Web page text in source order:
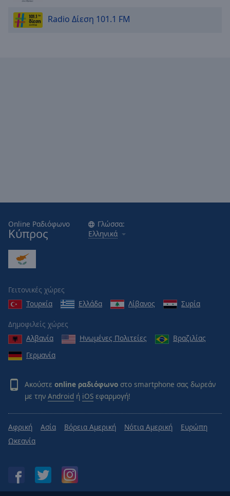
Radio Δίεση 101.1 FM
Online Ραδιόφωνο
Κύπρος
Γλώσσα:
Ελληνικά
Γειτονικές χώρες
Τουρκία
Ελλάδα Λίβανος Συρία
Δημοφιλείς χώρες
Αλβανία
Ηνωμένες Πολιτείες
Βραζιλίας
Γερμανία
Ακούστε online ραδιόφωνο στο smartphone σας δωρεάν
με την Android ή iOS εφαρμογή!
Αφρική Ασία Βόρεια Αμερική Νότια Αμερική
Ευρώπη
Ωκεανία